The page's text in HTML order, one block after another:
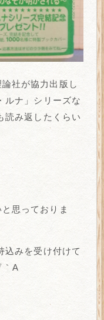
社が協力出版し
ルナ」シリーズな
読み返したくらい
思っておりま
込みを受け付けて
｀A